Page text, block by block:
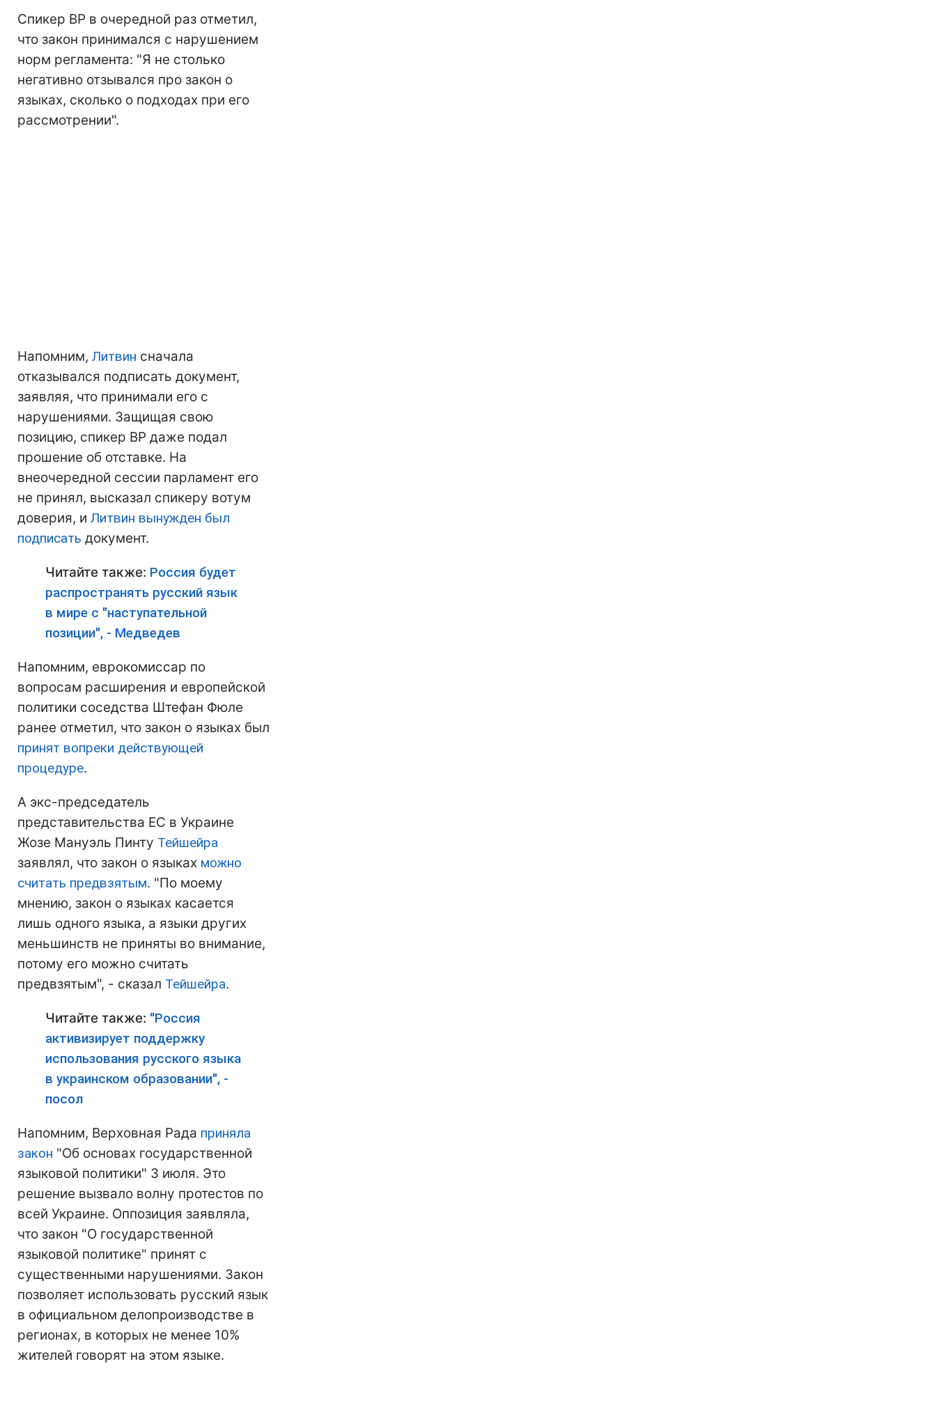
Спикер ВР в очередной раз отметил,
что закон принимался с нарушением
норм регламента: "Я не столько
негативно отзывался про закон о
языках, сколько о подходах при его
рассмотрении".
Напомним, Литвин сначала
отказывался подписать документ,
заявляя, что принимали его с
нарушениями. Защищая свою
позицию, спикер ВР даже подал
прошение об отставке. На
внеочередной сессии парламент его
не принял, высказал спикеру вотум
доверия, и Литвин вынужден был
подписать документ.
Читайте также: Россия будет
распространять русский язык
в мире с "наступательной
позиции", - Медведев
Напомним, еврокомиссар по
вопросам расширения и европейской
политики соседства Штефан Фюле
ранее отметил, что закон о языках был
принят вопреки действующей
процедуре.
А экс-председатель
представительства ЕС в Украине
Жозе Мануэль Пинту Тейшейра
заявлял, что закон о языках можно
считать предвзятым. "По моему
мнению, закон о языках касается
лишь одного языка, а языки других
меньшинств не приняты во внимание,
потому его можно считать
предвзятым", - сказал Тейшейра.
Читайте также: "Россия
активизирует поддержку
использования русского языка
в украинском образовании", -
посол
Напомним, Верховная Рада приняла
закон "Об основах государственной
языковой политики" 3 июля. Это
решение вызвало волну протестов по
всей Украине. Оппозиция заявляла,
что закон "О государственной
языковой политике" принят с
существенными нарушениями. Закон
позволяет использовать русский язык
в официальном делопроизводстве в
регионах, в которых не менее 10%
жителей говорят на этом языке.